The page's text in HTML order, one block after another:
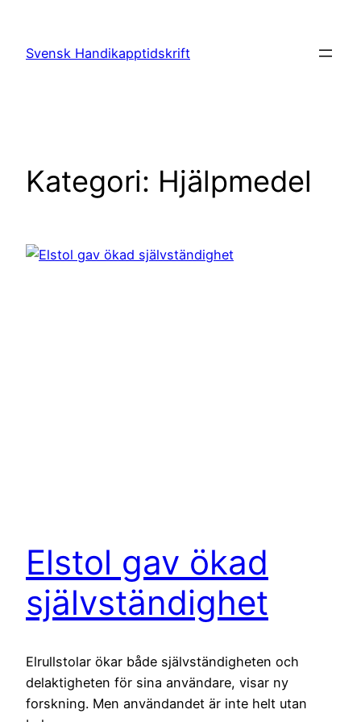
innehåll
Svensk Handikapptidskrift
Kategori: Hjälpmedel
Elstol gav ökad
självständighet
Elrullstolar ökar både självständigheten och
delaktigheten för sina användare, visar ny
forskning. Men användandet är inte helt utan